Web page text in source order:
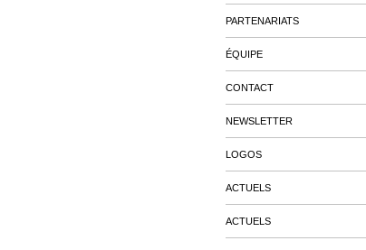
PARTENARIATS
ÉQUIPE
CONTACT
NEWSLETTER
LOGOS
ACTUELS
ACTUELS